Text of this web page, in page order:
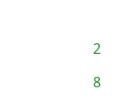
2
8